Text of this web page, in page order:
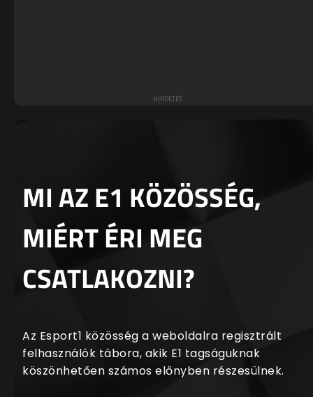
MI AZ E1 KÖZÖSSÉG,
MIÉRT ÉRI MEG
CSATLAKOZNI?
Az Esport1 közösség a weboldalra regisztrált
felhasználók tábora, akik E1 tagságuknak
köszönhetően számos előnyben részesülnek.